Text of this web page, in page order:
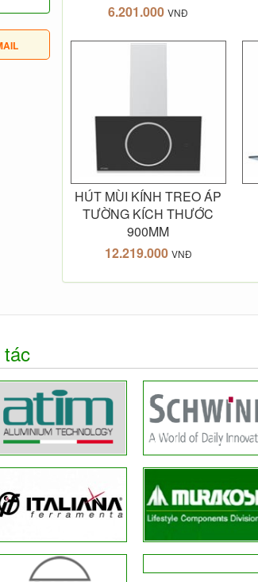
6.201.000 VNĐ
HÚT MÙI KÍNH TREO ÁP
TƯỜNG KÍCH THƯỚC
900MM
12.219.000 VNĐ